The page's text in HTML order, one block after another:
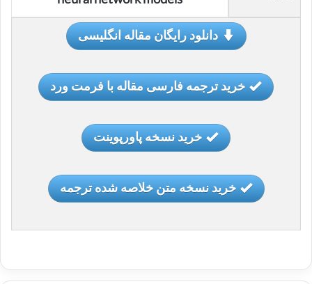
دانلود رایگان مقاله انگلیسی
خرید ترجمه فارسی مقاله با فرمت ورد
خرید نسخه پاورپوینت
خرید نسخه متن خلاصه شده ترجمه